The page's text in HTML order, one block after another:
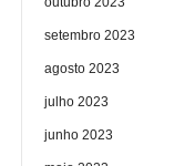
setembro 2023
agosto 2023
julho 2023
junho 2023